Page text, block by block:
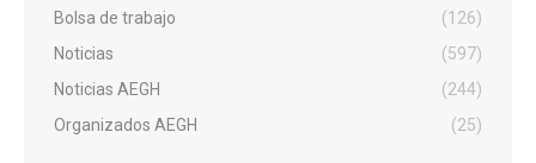
Bolsa de trabajo
(126)
Noticias
(597)
Noticias AEGH
(244)
Organizados AEGH
(25)